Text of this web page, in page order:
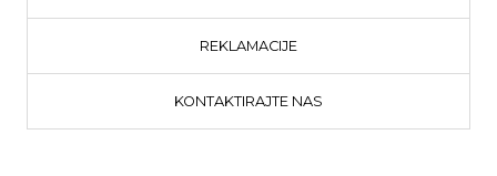
REKLAMACIJE
KONTAKTIRAJTE NAS